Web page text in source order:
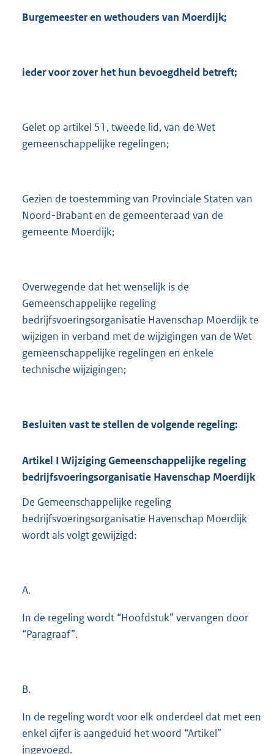
Burgemeester en wethouders van Moerdijk;
ieder voor zover het hun bevoegdheid betreft;
Gelet op artikel 51, tweede lid, van de Wet
gemeenschappelijke regelingen;
Gezien de toestemming van Provinciale Staten van
Noord-Brabant en de gemeenteraad van de
gemeente Moerdijk;
Overwegende dat het wenselijk is de
Gemeenschappelijke regeling
bedrijfsvoeringsorganisatie Havenschap Moerdijk te
wijzigen in verband met de wijzigingen van de Wet
gemeenschappelijke regelingen en enkele
technische wijzigingen;
Besluiten vast te stellen de volgende regeling:
Artikel I Wijziging Gemeenschappelijke regeling
bedrijfsvoeringsorganisatie Havenschap Moerdijk
De Gemeenschappelijke regeling
bedrijfsvoeringsorganisatie Havenschap Moerdijk
wordt als volgt gewijzigd:
A.
In de regeling wordt “Hoofdstuk” vervangen door
“Paragraaf”.
B.
In de regeling wordt voor elk onderdeel dat met een
enkel cijfer is aangeduid het woord “Artikel”
ingevoegd.